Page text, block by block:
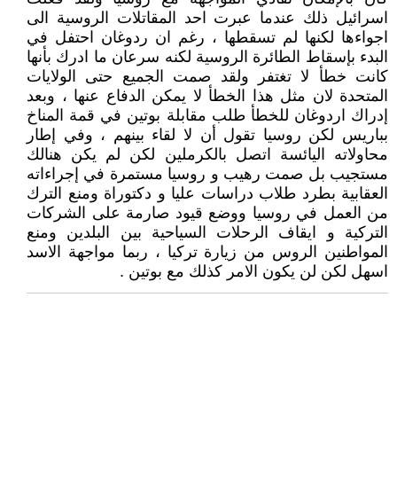
اسرائيل ذلك عندما عبرت احد المقاتلات الروسية الى
اجواءها لكنها لم تسقطها ، رغم ان ردوغان احتفل في
البدء بإسقاط الطائرة الروسية لكنه سرعان ما ادرك بأنها
كانت خطأ لا تغتفر ولقد صمت الجميع حتى الولايات
المتحدة لان مثل هذا الخطأ لا يمكن الدفاع عنها ، وبعد
إدراك اردوغان للخطأ طلب مقابلة بوتين في قمة المناخ
بباريس لكن روسيا تقول أن لا لقاء بينهم ، وفي إطار
محاولاته اليائسة اتصل بالكرملين لكن لم يكن هنالك
مستجيب بل صمت رهيب و روسيا مستمرة في إجراءاته
العقابية بطرد طلاب دراسات عليا و دكتوراة ومنع الترك
من العمل في روسيا ووضع قيود صارمة على الشركات
التركية و ايقاف الرحلات السياحية بين البلدين ومنع
المواطنين الروس من زيارة تركيا ، ربما مواجهة الاسد
اسهل لكن لن يكون الامر كذلك مع بوتين .